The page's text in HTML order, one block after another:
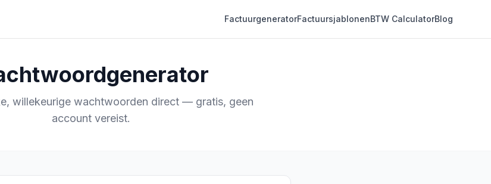
FactuurgeneratorFactuursjablonenBTW CalculatorBlog
willekeurige wachtwoorden direct — gratis, geen
account vereist.